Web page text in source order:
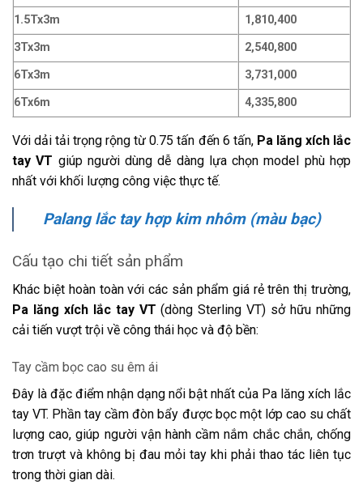
1.5Tx3m
1,810,400
3Tx3m
2,540,800
6Tx3m
3,731,000
6Tx6m
4,335,800
Với dải tải trọng rộng từ 0.75 tấn đến 6 tấn, Pa lăng xích lắc
tay VT giúp người dùng dễ dàng lựa chọn model phù hợp
nhất với khối lượng công việc thực tế.
Palang lắc tay hợp kim nhôm (màu bạc)
Cấu tạo chi tiết sản phẩm
Khác biệt hoàn toàn với các sản phẩm giá rẻ trên thị trường,
Pa lăng xích lắc tay VT (dòng Sterling VT) sở hữu những
cải tiến vượt trội về công thái học và độ bền:
Tay cầm bọc cao su êm ái
Đây là đặc điểm nhận dạng nổi bật nhất của Pa lăng xích lắc
tay VT. Phần tay cầm đòn bẩy được bọc một lớp cao su chất
lượng cao, giúp người vận hành cầm nắm chắc chắn, chống
trơn trượt và không bị đau mỏi tay khi phải thao tác liên tục
trong thời gian dài.